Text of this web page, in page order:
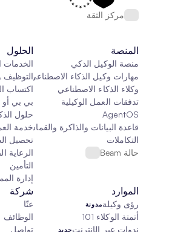
مركز الثقة
المنصة
منصة الوكيل الذكي
مهارات وكيل الذكاء الاصطناعي
وكلاء الذكاء الاصطناعي
تدفقات العمل الوكيلية
AgentOS
قاعدة البيانات والذاكرة والقماش
التكاملات
حالة Beam
الحلول
الخدمات
التوظيف
اكتساب
بي بي أو
حلول
خدمة
تحصيل
الرعاية
التأمين
إدارة
الموارد
رؤى وكيلةمدونة
أتمتة الوكلاء 101
ندوات عبر الإنترنتجديد
شركة
عنّا
الوظائف
تواصل